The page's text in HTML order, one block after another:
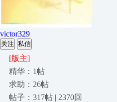
victor329
关注 私信
[版主]
精华：1帖
求助：26帖
帖子：317帖 | 2370回